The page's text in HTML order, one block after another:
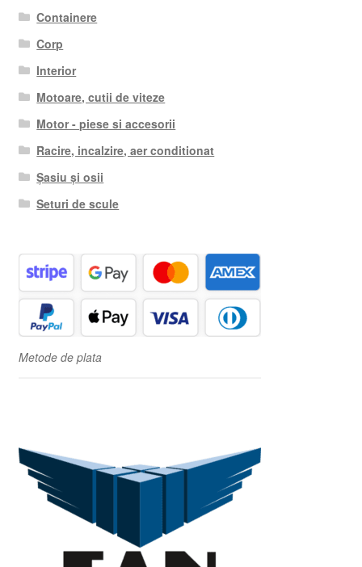
Containere
Corp
Interior
Motoare, cutii de viteze
Motor - piese si accesorii
Racire, incalzire, aer conditionat
Șasiu și osii
Seturi de scule
Metode de plata